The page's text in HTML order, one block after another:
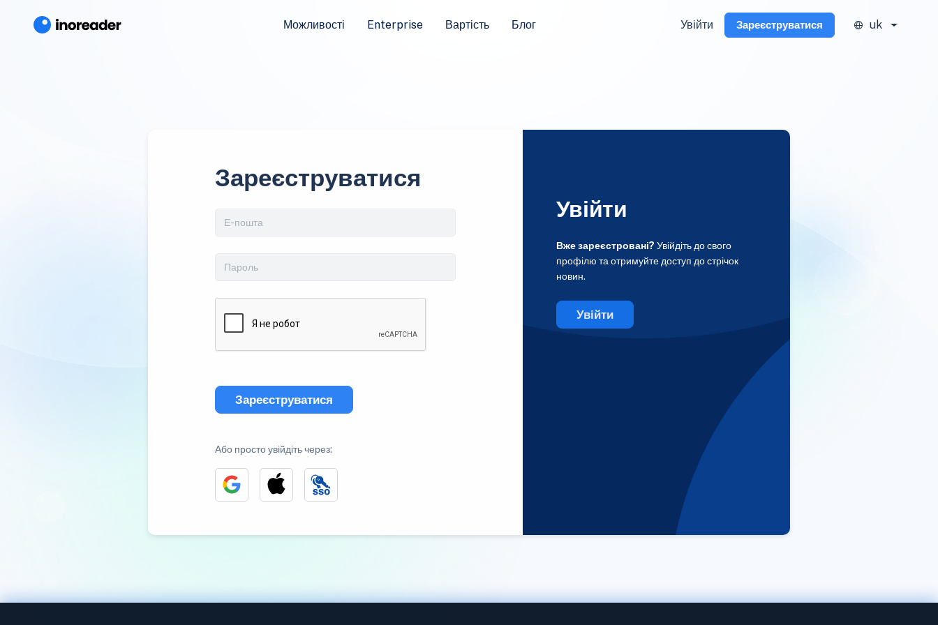
Можливості Enterprise Вартість Блог Увійти Зареєструватися uk
Зареєструватися
Зареєструватися
Або просто увійдіть через:
Увійти
Вже зареєстровані? Увійдіть до свого
профілю та отримуйте доступ до стрічок
новин.
Увійти